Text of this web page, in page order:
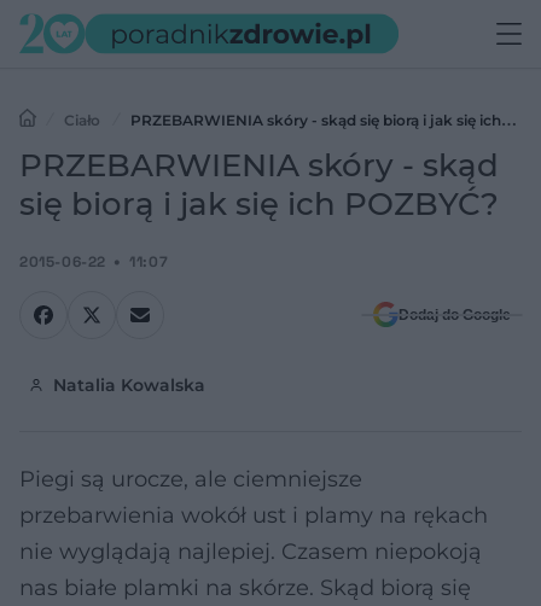
Ciało
PRZEBARWIENIA skóry - skąd się biorą i jak się ich
POZBYĆ?
PRZEBARWIENIA skóry - skąd
się biorą i jak się ich POZBYĆ?
2015-06-22 11:07
Dodaj do Google
Natalia Kowalska
Piegi są urocze, ale ciemniejsze
przebarwienia wokół ust i plamy na rękach
nie wyglądają najlepiej. Czasem niepokoją
nas białe plamki na skórze. Skąd biorą się